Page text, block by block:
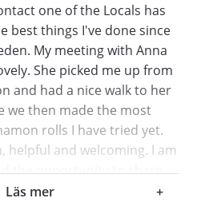
Anna. All the best, and
welcome in Australia!
Josephine
, Australia
one of the Locals has
best things I've done since
My meeting with Anna
She picked me up from
and had a nice walk to her
we then made the most
rolls I have tried yet.
helpful and welcoming. I am
the opportunity to share
her and her lovely dog. I
Läs mer +